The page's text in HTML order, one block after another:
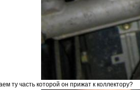
ту часть которой он прижат к коллектору?